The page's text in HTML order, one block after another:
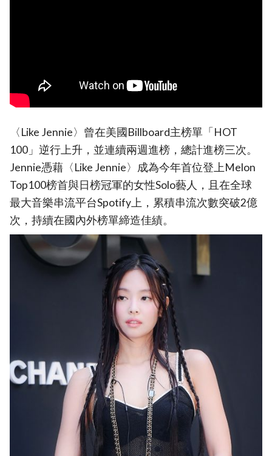
〈Like Jennie〉曾在美國Billboard主榜單「HOT
100」逆行上升，並連續兩週進榜，總計進榜三次。
Jennie憑藉〈Like Jennie〉成為今年首位登上Melon
Top100榜首與日榜冠軍的女性Solo藝人，且在全球
最大音樂串流平台Spotify上，累積串流次數突破2億
次，持續在國內外榜單締造佳績。